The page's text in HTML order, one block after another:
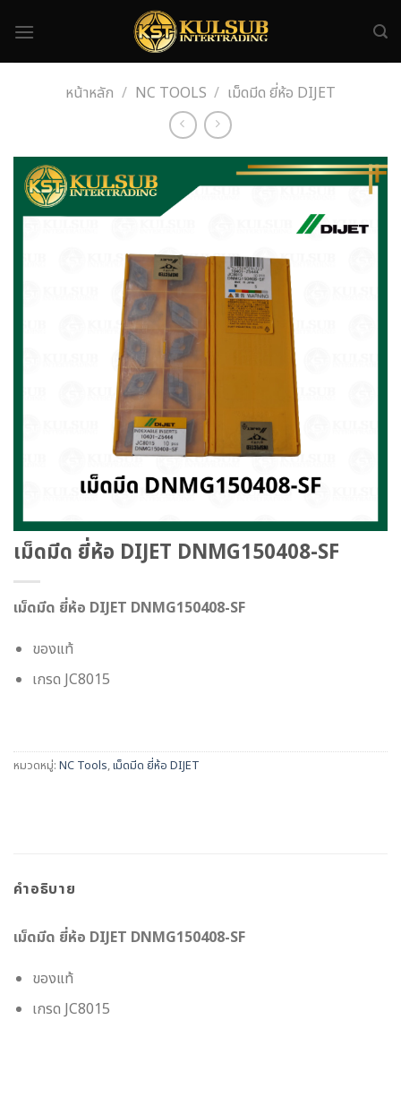
หน้าหลัก / NC TOOLS / เม็ดมีด ยี่ห้อ DIJET
เม็ดมีด ยี่ห้อ DIJET DNMG150408-SF
เม็ดมีด ยี่ห้อ DIJET DNMG150408-SF
ของแท้
เกรด JC8015
หมวดหมู่: NC Tools,เม็ดมีด ยี่ห้อ DIJET
คำอธิบาย
เม็ดมีด ยี่ห้อ DIJET DNMG150408-SF
ของแท้
เกรด JC8015